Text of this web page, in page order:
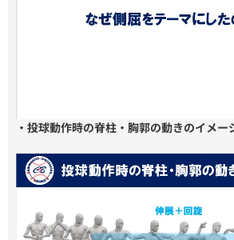
・投球動作時の脊柱・胸郭の動きのイメー